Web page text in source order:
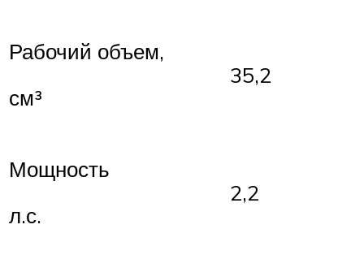
Рабочий объем,
см³
35,2
Мощность
л.с.
2,2